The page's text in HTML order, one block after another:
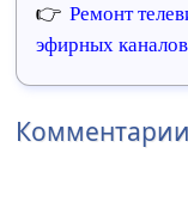
Ремонт
эфирных
Комментарии